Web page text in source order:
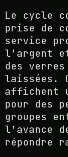
Le cycle
prise de
service
l'argent
des
laissées.
affichent
pour des
groupes
l'avance
répondre